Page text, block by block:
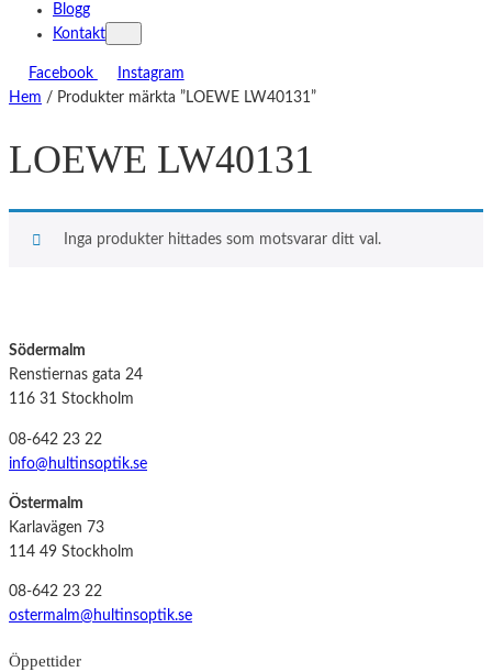
Blogg
Kontakt
Facebook
Instagram
Hem / Produkter märkta ”LOEWE LW40131”
LOEWE LW40131
Inga produkter hittades som motsvarar ditt val.
Södermalm
Renstiernas gata 24
116 31 Stockholm
08-642 23 22
info@hultinsoptik.se
Östermalm
Karlavägen 73
114 49 Stockholm
08-642 23 22
ostermalm@hultinsoptik.se
Öppettider